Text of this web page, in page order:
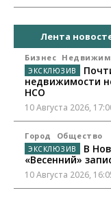
Лента
Бизнес
недвижимости
НСО
10 Августа 2026,
Город Общество
В
«Весенний»
10 Августа 2026,